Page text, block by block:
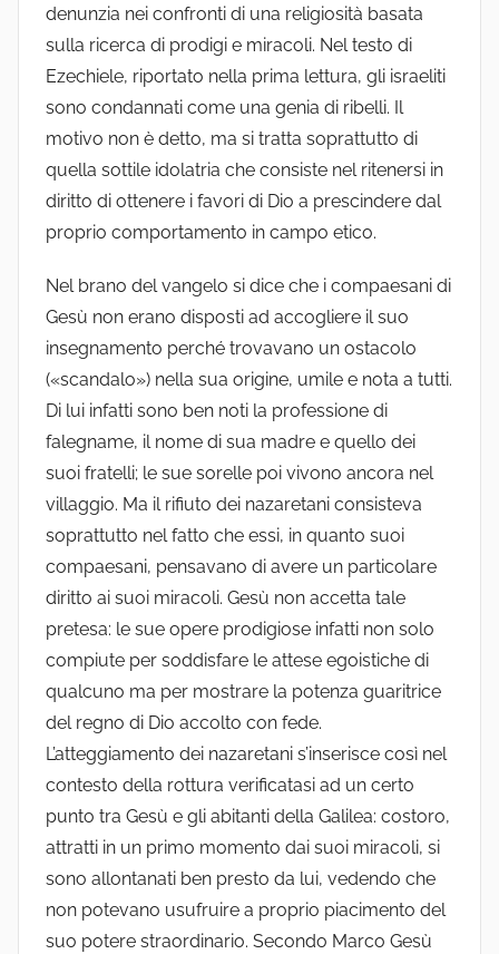
denunzia nei confronti di una religiosità basata
sulla ricerca di prodigi e miracoli. Nel testo di
Ezechiele, riportato nella prima lettura, gli israeliti
sono condannati come una genia di ribelli. Il
motivo non è detto, ma si tratta soprattutto di
quella sottile idolatria che consiste nel ritenersi in
diritto di ottenere i favori di Dio a prescindere dal
proprio comportamento in campo etico.
Nel brano del vangelo si dice che i compaesani di
Gesù non erano disposti ad accogliere il suo
insegnamento perché trovavano un ostacolo
(«scandalo») nella sua origine, umile e nota a tutti.
Di lui infatti sono ben noti la professione di
falegname, il nome di sua madre e quello dei
suoi fratelli; le sue sorelle poi vivono ancora nel
villaggio. Ma il rifiuto dei nazaretani consisteva
soprattutto nel fatto che essi, in quanto suoi
compaesani, pensavano di avere un particolare
diritto ai suoi miracoli. Gesù non accetta tale
pretesa: le sue opere prodigiose infatti non solo
compiute per soddisfare le attese egoistiche di
qualcuno ma per mostrare la potenza guaritrice
del regno di Dio accolto con fede.
L’atteggiamento dei nazaretani s’inserisce così nel
contesto della rottura verificatasi ad un certo
punto tra Gesù e gli abitanti della Galilea: costoro,
attratti in un primo momento dai suoi miracoli, si
sono allontanati ben presto da lui, vedendo che
non potevano usufruire a proprio piacimento del
suo potere straordinario. Secondo Marco Gesù